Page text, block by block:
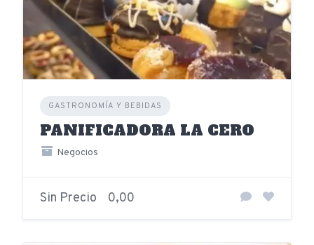
GASTRONOMÍA Y BEBIDAS
PANIFICADORA LA CERO
Negocios
Sin Precio 0,00